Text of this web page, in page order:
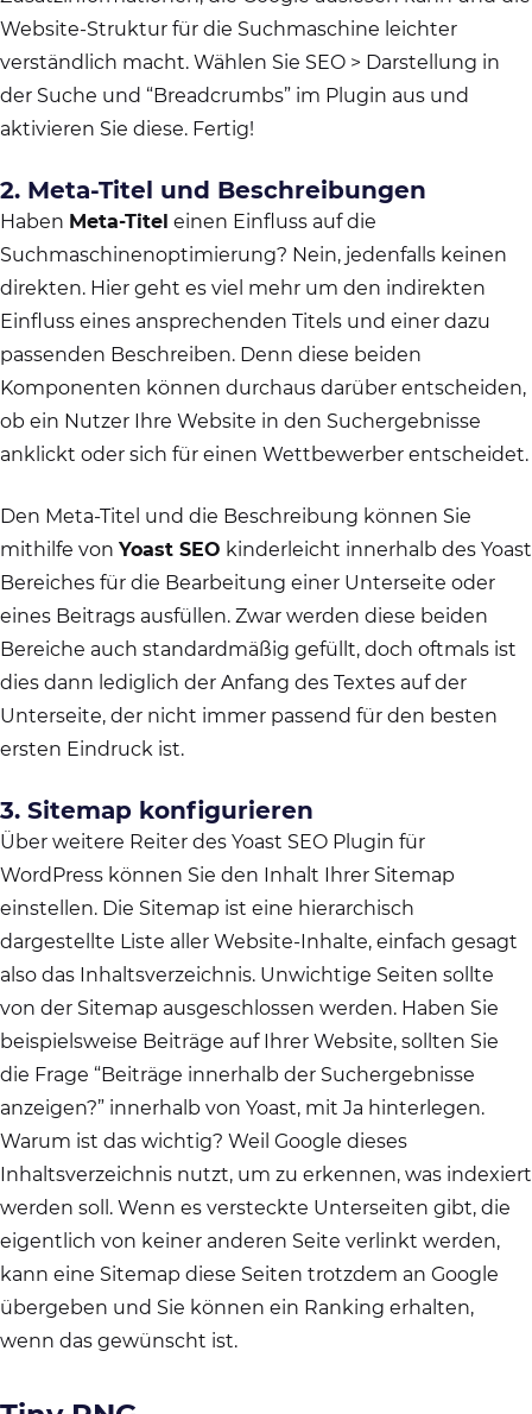
Website-Struktur für die Suchmaschine leichter
verständlich macht. Wählen Sie SEO > Darstellung in
der Suche und “Breadcrumbs” im Plugin aus und
aktivieren Sie diese. Fertig!
2. Meta-Titel und Beschreibungen
Haben Meta-Titel einen Einfluss auf die
Suchmaschinenoptimierung? Nein, jedenfalls keinen
direkten. Hier geht es viel mehr um den indirekten
Einfluss eines ansprechenden Titels und einer dazu
passenden Beschreiben. Denn diese beiden
Komponenten können durchaus darüber entscheiden,
ob ein Nutzer Ihre Website in den Suchergebnisse
anklickt oder sich für einen Wettbewerber entscheidet.
Den Meta-Titel und die Beschreibung können Sie
mithilfe von Yoast SEO kinderleicht innerhalb des Yoast
Bereiches für die Bearbeitung einer Unterseite oder
eines Beitrags ausfüllen. Zwar werden diese beiden
Bereiche auch standardmäßig gefüllt, doch oftmals ist
dies dann lediglich der Anfang des Textes auf der
Unterseite, der nicht immer passend für den besten
ersten Eindruck ist.
3. Sitemap konfigurieren
Über weitere Reiter des Yoast SEO Plugin für
WordPress können Sie den Inhalt Ihrer Sitemap
einstellen. Die Sitemap ist eine hierarchisch
dargestellte Liste aller Website-Inhalte, einfach gesagt
also das Inhaltsverzeichnis. Unwichtige Seiten sollte
von der Sitemap ausgeschlossen werden. Haben Sie
beispielsweise Beiträge auf Ihrer Website, sollten Sie
die Frage “Beiträge innerhalb der Suchergebnisse
anzeigen?” innerhalb von Yoast, mit Ja hinterlegen.
Warum ist das wichtig? Weil Google dieses
Inhaltsverzeichnis nutzt, um zu erkennen, was indexiert
werden soll. Wenn es versteckte Unterseiten gibt, die
eigentlich von keiner anderen Seite verlinkt werden,
kann eine Sitemap diese Seiten trotzdem an Google
übergeben und Sie können ein Ranking erhalten,
wenn das gewünscht ist.